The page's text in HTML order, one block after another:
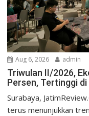
Aug 6, 2026 admin
Triwulan II/2026,
Persen, Tertinggi
Surabaya,
terus menunjukkan